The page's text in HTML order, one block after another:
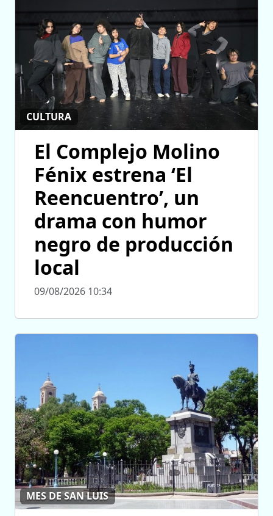
CULTURA
El Complejo Molino
Fénix estrena ‘El
Reencuentro’, un
drama con humor
negro de producción
local
09/08/2026 10:34
MES DE SAN LUIS